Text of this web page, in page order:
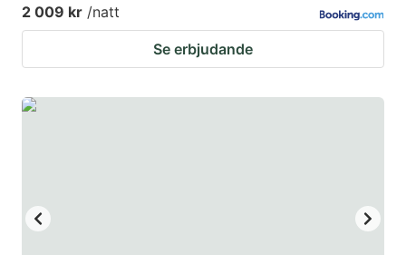
2 009 kr /natt
Se erbjudande